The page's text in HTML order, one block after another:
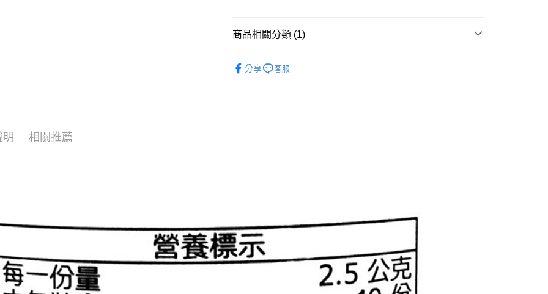
相關說明
【關於「AFTEE先享後付」】
※ 請注意：結帳手續完成當下不需立刻繳費，但若您需要取消訂單，請聯
絡購買商品的店家。未經商家同意取消之訂單仍視為有效，需透過AFTEE
先享後付繳納相關費用。
※ 交易是否成功請以「AFTEE先享後付 」之結帳頁面顯示為準，若有關於
是否繳費成功／繳費後需取消欲退款等相關疑問，請聯繫「AFTEE先享後
https://netprotections.freshdesk.com/support/home
宅配
每筆NT$80，滿NT$600(含以上)免運費
付款後門市自取
商品相關分類 (1)
分享
客服
明 相關推薦